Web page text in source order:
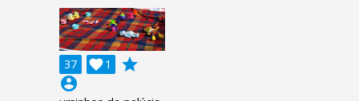
37 1

grade
account_circle